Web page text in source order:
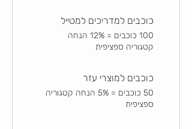
כוכבים למדריכים למטייל
100 כוכבים = 12% הנחה
קטגוריה ספציפית
כוכבים למוצרי עזר
50 כוכבים = 5% הנחה קטגוריה
ספציפית